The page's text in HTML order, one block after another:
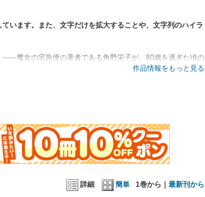
います。また、文字だけを拡大することや、文字列のハイラ
――魔女の宅急便の著者である角野栄子が、80歳を過ぎた頃の
作品情報をもっと見る
詳細 簡単 1巻から｜ 最新刊から